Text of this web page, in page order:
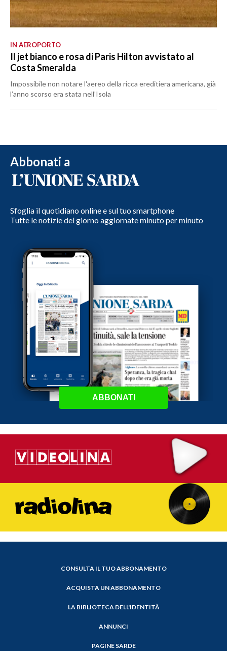
IN AEROPORTO
Il jet bianco e rosa di Paris Hilton avvistato al
Costa Smeralda
Impossibile non notare l'aereo della ricca ereditiera americana, già
l’anno scorso era stata nell’Isola
Abbonati a
Sfoglia il quotidiano online e sul tuo smartphone
Tutte le notizie del giorno aggiornate minuto per minuto
ABBONATI
CONSULTA IL TUO ABBONAMENTO
ACQUISTA UN ABBONAMENTO
LA BIBLIOTECA DELL'IDENTITÀ
ANNUNCI
PAGINE SARDE